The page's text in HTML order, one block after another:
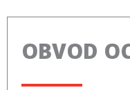
OBVOD